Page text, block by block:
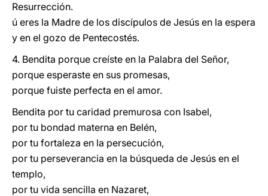
Resurrección.
ú eres la Madre de los discípulos de Jesús en la espera
y en el gozo de Pentecostés.
4. Bendita porque creíste en la Palabra del Señor,
porque esperaste en sus promesas,
porque fuiste perfecta en el amor.
Bendita por tu caridad premurosa con Isabel,
por tu bondad materna en Belén,
por tu fortaleza en la persecución,
por tu perseverancia en la búsqueda de Jesús en el
templo,
por tu vida sencilla en Nazaret,